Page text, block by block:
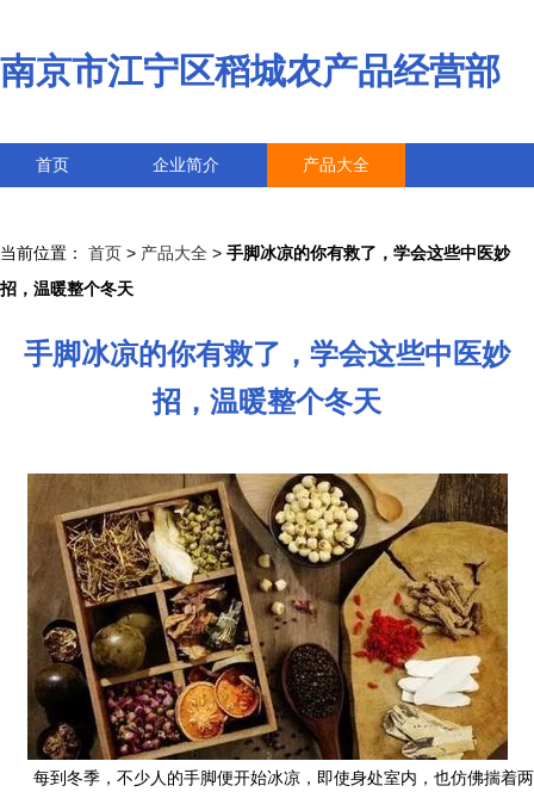
南京市江宁区稻城农产品经营部
首页 企业简介 产品大全
当前位置： 首页 > 产品大全 > 手脚冰凉的你有救了，学会这些中医妙
招，温暖整个冬天
手脚冰凉的你有救了，学会这些中医妙
招，温暖整个冬天
每到冬季，不少人的手脚便开始冰凉，即使身处室内，也仿佛揣着两